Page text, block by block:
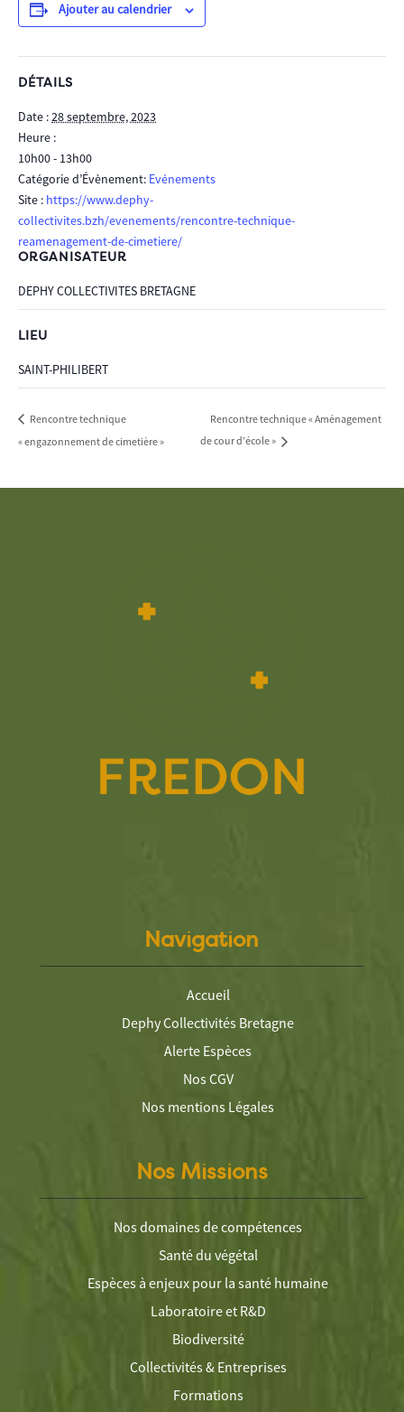
Ajouter au calendrier
DÉTAILS
Date :28 septembre, 2023
Heure :
10h00 - 13h00
Catégorie d’Évènement: Evénements
Site : https://www.dephy-
collectivites.bzh/evenements/rencontre-technique-
reamenagement-de-cimetiere/
ORGANISATEUR
DEPHY COLLECTIVITES BRETAGNE
LIEU
SAINT-PHILIBERT
Rencontre technique
« engazonnement de cimetière »
Rencontre technique « Aménagement
de cour d’école »
Navigation
Accueil
Dephy Collectivités Bretagne
Alerte Espèces
Nos CGV
Nos mentions Légales
Nos Missions
Nos domaines de compétences
Santé du végétal
Espèces à enjeux pour la santé humaine
Laboratoire et R&D
Biodiversité
Collectivités & Entreprises
Formations